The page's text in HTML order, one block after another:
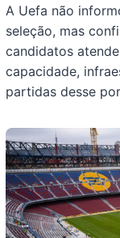
A Uefa não
seleção, mas
candidatos
capacidade,
partidas desse